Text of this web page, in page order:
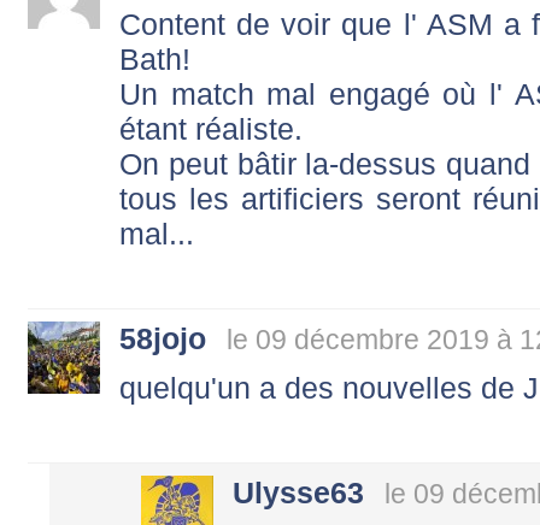
Content de voir que l' ASM a
Bath!
Un match mal engagé où l'
étant réaliste.
On peut bâtir la-dessus
tous les artificiers seront
mal...
58jojo le 09 décembre 2019 à
quelqu'un a des nouvelles de
Ulysse63 le 09